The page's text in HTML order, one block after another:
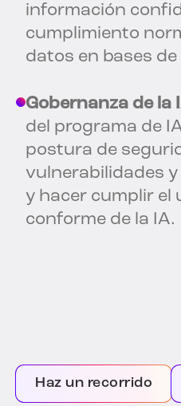
información
cumplimiento
datos en bases
Gobernanza de la
del programa de
postura de
vulnerabilidades
y hacer cumplir el
conforme de la IA.
Haz un recorrido